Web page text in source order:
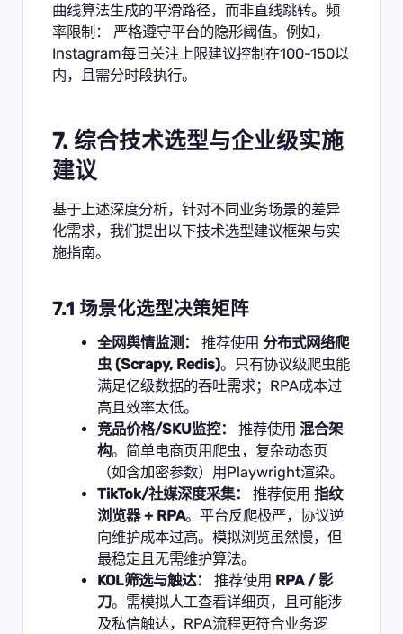
曲线算法生成的平滑路径，而非直线跳转。频
率限制： 严格遵守平台的隐形阈值。例如，
Instagram每日关注上限建议控制在100-150以
内，且需分时段执行。
7. 综合技术选型与企业级实施
建议
基于上述深度分析，针对不同业务场景的差异
化需求，我们提出以下技术选型建议框架与实
施指南。
7.1 场景化选型决策矩阵
全网舆情监测： 推荐使用 分布式网络爬
虫 (Scrapy, Redis)。只有协议级爬虫能
满足亿级数据的吞吐需求；RPA成本过
高且效率太低。
竞品价格/SKU监控：
推荐使用 混合架
构。简单电商页用爬虫，复杂动态页
（如含加密参数）用Playwright渲染。
TikTok/社媒深度采集：
推荐使用 指纹
浏览器 + RPA。平台反爬极严，协议逆
向维护成本过高。模拟浏览虽然慢，但
最稳定且无需维护算法。
KOL筛选与触达：
推荐使用 RPA / 影
刀。需模拟人工查看详细页，且可能涉
及私信触达，RPA流程更符合业务逻